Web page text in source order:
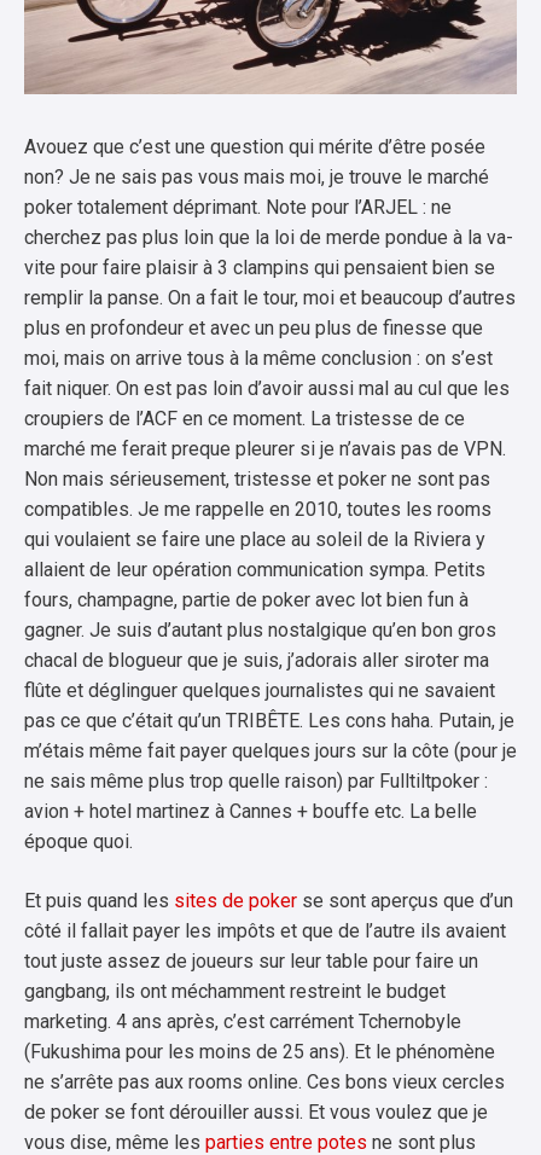
Avouez que c’est une question qui mérite d’être posée
non? Je ne sais pas vous mais moi, je trouve le marché
poker totalement déprimant. Note pour l’ARJEL : ne
cherchez pas plus loin que la loi de merde pondue à la va-
vite pour faire plaisir à 3 clampins qui pensaient bien se
remplir la panse. On a fait le tour, moi et beaucoup d’autres
plus en profondeur et avec un peu plus de finesse que
moi, mais on arrive tous à la même conclusion : on s’est
fait niquer. On est pas loin d’avoir aussi mal au cul que les
croupiers de l’ACF en ce moment. La tristesse de ce
marché me ferait preque pleurer si je n’avais pas de VPN.
Non mais sérieusement, tristesse et poker ne sont pas
compatibles. Je me rappelle en 2010, toutes les rooms
qui voulaient se faire une place au soleil de la Riviera y
allaient de leur opération communication sympa. Petits
fours, champagne, partie de poker avec lot bien fun à
gagner. Je suis d’autant plus nostalgique qu’en bon gros
chacal de blogueur que je suis, j’adorais aller siroter ma
flûte et déglinguer quelques journalistes qui ne savaient
pas ce que c’était qu’un TRIBÊTE. Les cons haha. Putain, je
m’étais même fait payer quelques jours sur la côte (pour je
ne sais même plus trop quelle raison) par Fulltiltpoker :
avion + hotel martinez à Cannes + bouffe etc. La belle
époque quoi.
Et puis quand les sites de poker se sont aperçus que d’un
côté il fallait payer les impôts et que de l’autre ils avaient
tout juste assez de joueurs sur leur table pour faire un
gangbang, ils ont méchamment restreint le budget
marketing. 4 ans après, c’est carrément Tchernobyle
(Fukushima pour les moins de 25 ans). Et le phénomène
ne s’arrête pas aux rooms online. Ces bons vieux cercles
de poker se font dérouiller aussi. Et vous voulez que je
vous dise, même les parties entre potes ne sont plus